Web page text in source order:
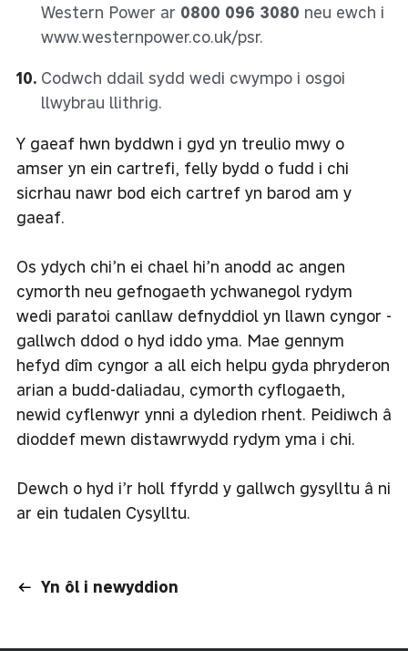
Western Power ar 0800 096 3080 neu ewch i
www.westernpower.co.uk/psr.
Codwch ddail sydd wedi cwympo i osgoi
llwybrau llithrig.
Y gaeaf hwn byddwn i gyd yn treulio mwy o
amser yn ein cartrefi, felly bydd o fudd i chi
sicrhau nawr bod eich cartref yn barod am y
gaeaf.
Os ydych chi’n ei chael hi’n anodd ac angen
cymorth neu gefnogaeth ychwanegol rydym
wedi paratoi canllaw defnyddiol yn llawn cyngor -
gallwch ddod o hyd iddo yma. Mae gennym
hefyd dîm cyngor a all eich helpu gyda phryderon
arian a budd-daliadau, cymorth cyflogaeth,
newid cyflenwyr ynni a dyledion rhent. Peidiwch â
dioddef mewn distawrwydd rydym yma i chi.
Dewch o hyd i’r holl ffyrdd y gallwch gysylltu â ni
ar ein tudalen Cysylltu.
Yn ôl i newyddion